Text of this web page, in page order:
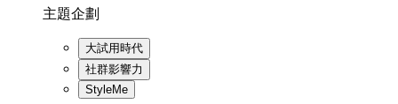
主題企劃
大試用時代
社群影響力
StyleMe